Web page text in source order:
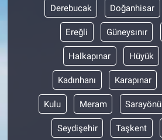
Derebucak Doğanhisar
Ereğli Güneysınır
Halkapınar Hüyük
Kadınhanı Karapınar
Kulu Meram Sarayönü
Seydişehir Taşkent